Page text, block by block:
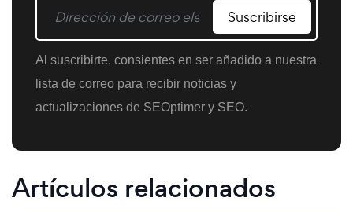
Suscribirse
Al suscribirte, consientes en ser añadido a nuestra
lista de correo para recibir noticias y
actualizaciones de SEOptimer y SEO.
Artículos relacionados